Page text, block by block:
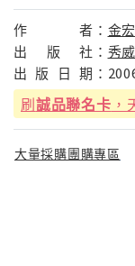
作 者： 金
出
版 社： 秀
出 版 日 期：
刷誠品聯名卡
大量採購團購專區